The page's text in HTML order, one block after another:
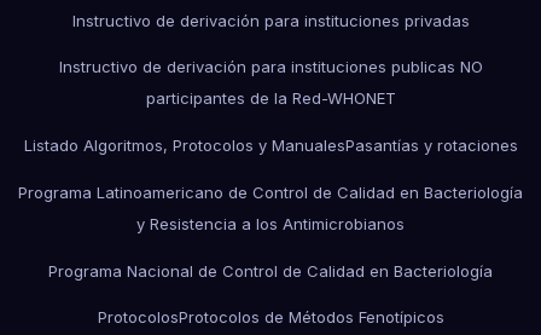
Instructivo de derivación para instituciones privadas
Instructivo de derivación para instituciones publicas NO
participantes de la Red-WHONET
Listado Algoritmos, Protocolos y ManualesPasantías y rotaciones
Programa Latinoamericano de Control de Calidad en Bacteriología
y Resistencia a los Antimicrobianos
Programa Nacional de Control de Calidad en Bacteriología
ProtocolosProtocolos de Métodos Fenotípicos